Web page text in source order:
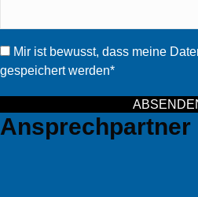
Mir ist bewusst, dass meine
gespeichert werden
Ansprechpartner